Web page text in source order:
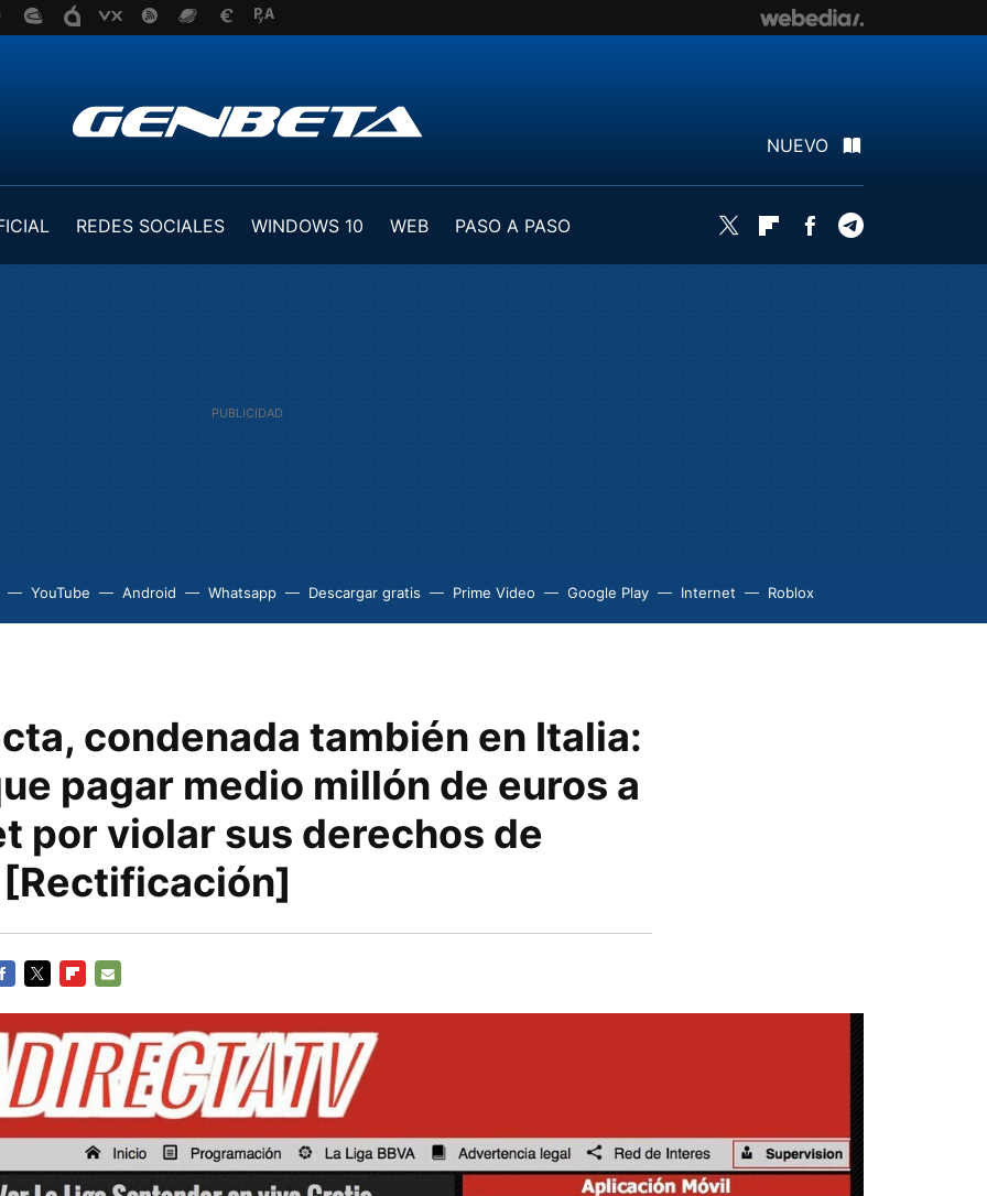
NUEVO
REDES SOCIALES WINDOWS 10 WEB PASO A PASO Twitter FlipboardFacebook
YouTube Android Whatsapp Descargar gratis Prime Video Google Play Internet Roblox
condenada también en Italia:
pagar medio millón de euros a
por violar sus derechos de